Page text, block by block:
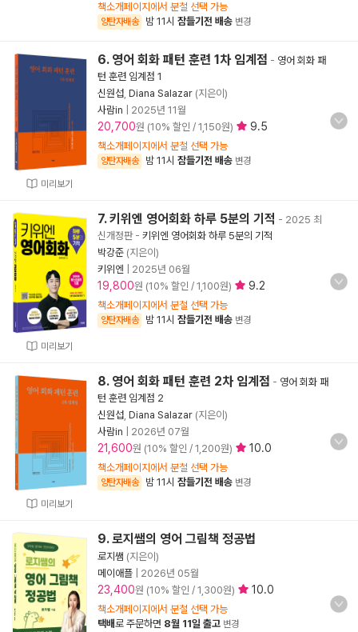
책소개페이지에서 분철 선택 가능
양탄자배송 밤 11시 잠들기전 배송 변경
미리보기
6. 영어 회화 패턴 훈련 1차 임계점 - 영어 회화 패
턴 훈련 임계점 1
신원섭 Diana Salazar (지은이)
사람in
2025년 11월
20,700원 (10% 할인 / 1,150원) 9.5
책소개페이지에서 분철 선택 가능
양탄자배송 밤 11시 잠들기전 배송 변경
미리보기
7. 키위엔 영어회화 하루 5분의 기적 - 2025 최
신개정판- 키위엔 영어회화 하루 5분의 기적
박강준 (지은이)
키위엔
2025년 06월
19,800원 (10% 할인 / 1,100원) 9.2
책소개페이지에서 분철 선택 가능
양탄자배송 밤 11시 잠들기전 배송 변경
미리보기
8. 영어 회화 패턴 훈련 2차 임계점 - 영어 회화 패
턴 훈련 임계점 2
신원섭 Diana Salazar (지은이)
사람in
2026년 07월
21,600원 (10% 할인 / 1,200원) 10.0
책소개페이지에서 분철 선택 가능
양탄자배송 밤 11시 잠들기전 배송 변경
9. 로지쌤의 영어 그림책 정공법
로지쌤 (지은이)
메이애플
2026년 05월
23,400원 (10% 할인 / 1,300원) 10.0
책소개페이지에서 분철 선택 가능
택배로 주문하면 8월 11일 출고 변경